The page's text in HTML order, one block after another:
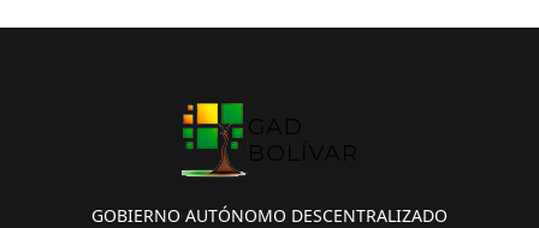
GOBIERNO AUTÓNOMO DESCENTRALIZADO